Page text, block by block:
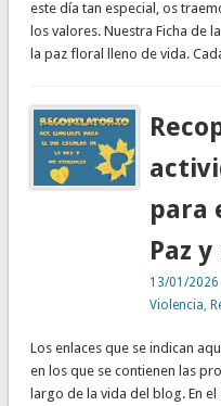
este día tan especial, os
los valores. Nuestra Ficha de
la paz floral lleno de vida.
para
Paz
13/01/2026
Violencia,
Los enlaces que se indican
en los que se contienen las
largo de la vida del blog. En